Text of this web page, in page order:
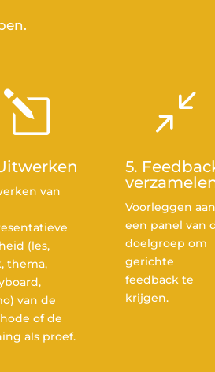
l
van
(les,
thema,
van de
of de
als proef.
/
5.
Voorleggen aan
een panel van
doelgroep om
gerichte
feedback te
krijgen.